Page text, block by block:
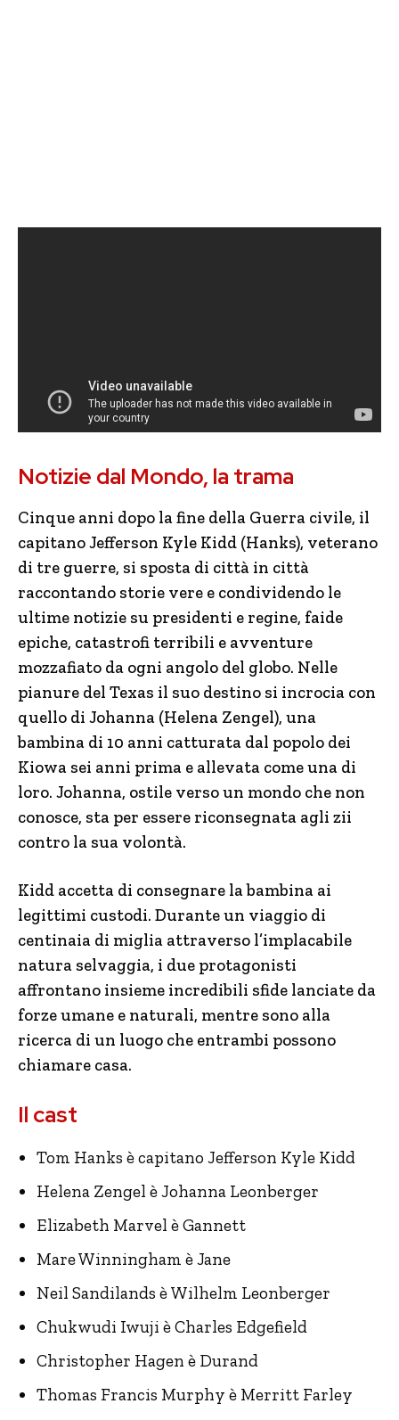
Notizie dal Mondo, la trama
Cinque anni dopo la fine della Guerra civile, il
capitano Jefferson Kyle Kidd (Hanks), veterano
di tre guerre, si sposta di città in città
raccontando storie vere e condividendo le
ultime notizie su presidenti e regine, faide
epiche, catastrofi terribili e avventure
mozzafiato da ogni angolo del globo. Nelle
pianure del Texas il suo destino si incrocia con
quello di Johanna (Helena Zengel), una
bambina di 10 anni catturata dal popolo dei
Kiowa sei anni prima e allevata come una di
loro. Johanna, ostile verso un mondo che non
conosce, sta per essere riconsegnata agli zii
contro la sua volontà.
Kidd accetta di consegnare la bambina ai
legittimi custodi. Durante un viaggio di
centinaia di miglia attraverso l’implacabile
natura selvaggia, i due protagonisti
affrontano insieme incredibili sfide lanciate da
forze umane e naturali, mentre sono alla
ricerca di un luogo che entrambi possono
chiamare casa.
Il cast
Tom Hanks è capitano Jefferson Kyle Kidd
Helena Zengel è Johanna Leonberger
Elizabeth Marvel è Gannett
Mare Winningham è Jane
Neil Sandilands è Wilhelm Leonberger
Chukwudi Iwuji è Charles Edgefield
Christopher Hagen è Durand
Thomas Francis Murphy è Merritt Farley